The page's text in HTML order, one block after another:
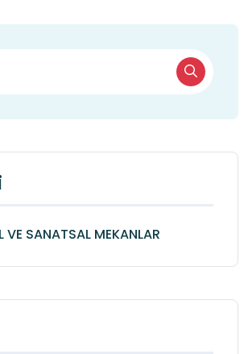
VE SANATSAL MEKANLAR